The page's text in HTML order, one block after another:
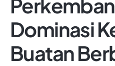
Dominasi
Buatan